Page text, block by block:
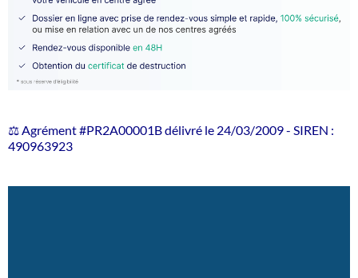
⚖️ Agrément #PR2A00001B délivré le 24/03/2009 - SIREN :
490963923